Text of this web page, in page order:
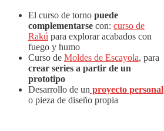
El curso de torno puede
complementarse con: curso de
Rakú para explorar acabados con
fuego y humo
Curso de Moldes de Escayola, para
crear series a partir de un
prototipo
Desarrollo de un proyecto personal
o pieza de diseño propia